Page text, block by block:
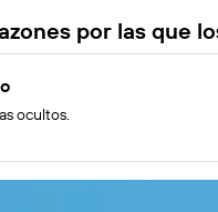
por las que
ocultos.